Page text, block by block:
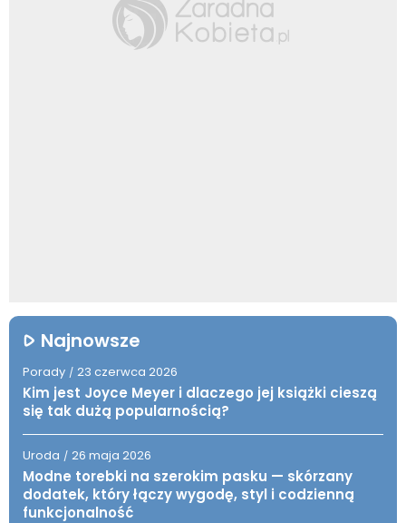
Najnowsze
Porady / 23 czerwca 2026
Kim jest Joyce Meyer i dlaczego jej książki cieszą
się tak dużą popularnością?
Uroda / 26 maja 2026
Modne torebki na szerokim pasku — skórzany
dodatek, który łączy wygodę, styl i codzienną
funkcjonalność